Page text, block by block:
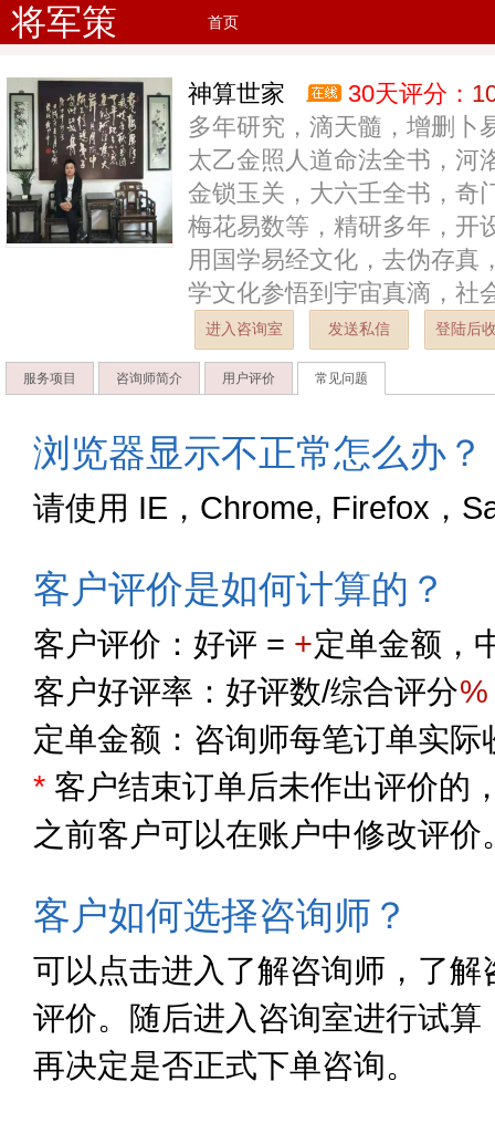
将军策 首页
神算世家 30天评分：
多年研究，滴天髓，增删卜
太乙金照人道命法全书，河
金锁玉关，大六壬全书，奇
梅花易数等，精研多年，开
用国学易经文化，去伪存真
学文化参悟到宇宙真滴，社
进入咨询室 发送私信 登陆后
服务项目 咨询师简介 用户评价 常见问题
浏览器显示不正常怎么办？
请使用 IE，Chrome, Firefox，
客户评价是如何计算的？
客户评价：好评 = +定单金额，
客户好评率：好评数/综合评分%
定单金额：咨询师每笔订单实际
* 客户结束订单后未作出评价的
之前客户可以在账户中修改评价
客户如何选择咨询师？
可以点击进入了解咨询师，了
评价。随后进入咨询室进行试
再决定是否正式下单咨询。